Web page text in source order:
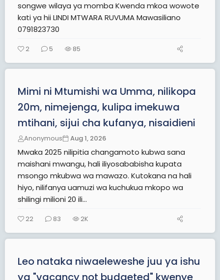
songwe wilaya ya momba Kwenda mkoa wowote
kati ya hii LINDI MTWARA RUVUMA Mawasiliano
0791823730
2 5 85
Mimi ni Mtumishi wa Umma, nilikopa
20m, nimejenga, kulipa imekuwa
mtihani, sijui cha kufanya, nisaidieni
Anonymous Aug 1, 2026
Mwaka 2025 nilipitia changamoto kubwa sana
maishani mwangu, hali iliyosababisha kupata
msongo mkubwa wa mawazo. Kutokana na hali
hiyo, nilifanya uamuzi wa kuchukua mkopo wa
shilingi milioni 20 ili...
22 83 2K
Leo nataka niwaeleweshe juu ya ishu
ya "vacancy not budgeted" kwenye